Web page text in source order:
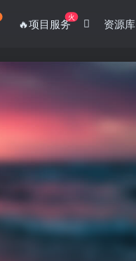
🔥项目服务火 资源库